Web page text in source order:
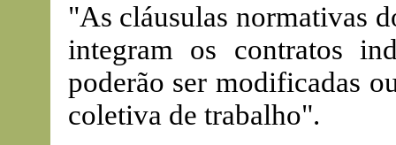
"As cláusulas normativas
integram os contratos
poderão ser modificadas
coletiva de trabalho".